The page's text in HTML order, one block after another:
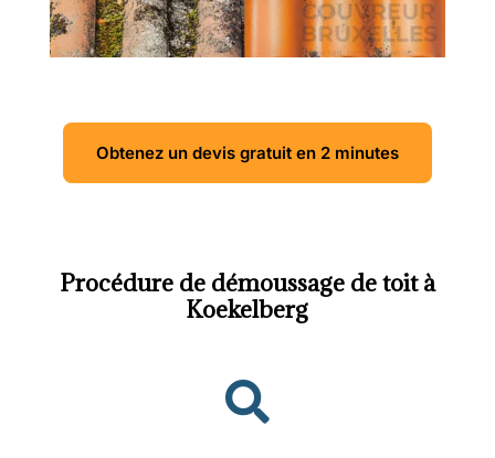
Obtenez un devis gratuit en 2 minutes
Procédure de démoussage de toit à
Koekelberg
